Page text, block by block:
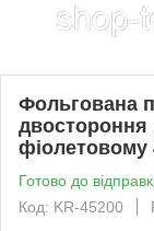
Фольгована
двостороння
фіолетовому
Готово до
Код: KR-45200